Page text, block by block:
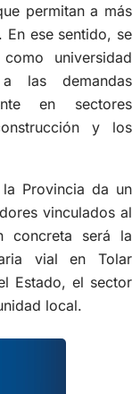
permitan a más
En ese sentido, se
universidad
las demandas
en sectores
y los
Provincia da un
vinculados al
concreta será la
vial en Tolar
Estado, el sector
local.